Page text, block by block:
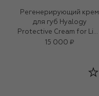
Регенерирующий крем
для губ Hyalogy
Protective Cream for Lips
(9g)
15 000 ₽